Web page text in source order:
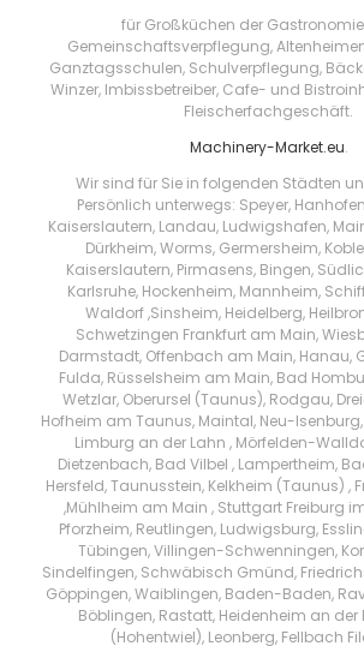
für Großküchen der
Gemeinschaftsverpflegung,
Ganztagsschulen, Schulverpflegung,
Winzer, Imbissbetreiber, Cafe- und
Fleischerfachgeschäft.
Machinery-Market.eu.
Wir sind für Sie in folgenden Städten
Persönlich unterwegs: Speyer,
Kaiserslautern, Landau, Ludwigshafen,
Dürkheim, Worms, Germersheim,
Kaiserslautern, Pirmasens, Bingen,
Karlsruhe, Hockenheim, Mannheim,
Waldorf ,Sinsheim, Heidelberg,
Schwetzingen Frankfurt am Main,
Darmstadt, Offenbach am Main, Hanau,
Fulda, Rüsselsheim am Main, Bad
Wetzlar, Oberursel (Taunus), Rodgau,
Hofheim am Taunus, Maintal, Neu-
Limburg an der Lahn , Mörfelden-
Dietzenbach, Bad Vilbel , Lampertheim,
Hersfeld, Taunusstein, Kelkheim (Taunus) ,
,Mühlheim am Main , Stuttgart Freiburg
Pforzheim, Reutlingen, Ludwigsburg,
Tübingen, Villingen-Schwenningen,
Sindelfingen, Schwäbisch Gmünd,
Göppingen, Waiblingen, Baden-Baden,
Böblingen, Rastatt, Heidenheim an der
(Hohentwiel), Leonberg, Fellbach